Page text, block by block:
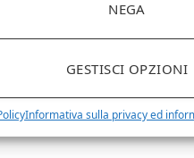
NEGA
GESTISCI OPZIONI
Informativa sulla privacy ed
al più presto.